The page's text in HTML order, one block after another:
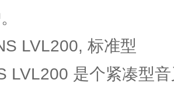
LVL200, 标准型
LVL200 是个紧凑型